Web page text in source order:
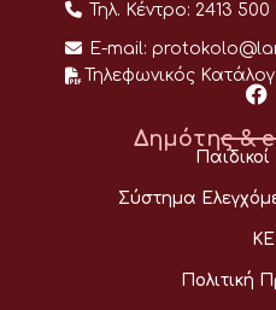
Τηλ. Κέντρο: 2413 500
E-mail:
Τηλεφωνικός
Δημότης &
Σύστημα
Πολιτική